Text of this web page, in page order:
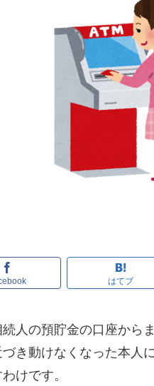
はてブ
人の預貯金の口座から
き動けなくなった本人
けです。